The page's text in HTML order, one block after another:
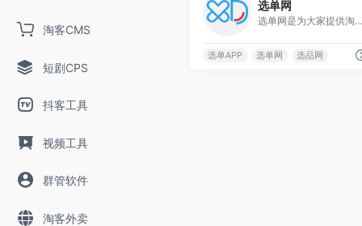
淘客CMS
短剧CPS
抖客工具
视频工具
群管软件
淘客外卖
选单网
选单网是为大家提供淘宝客推广的平台大数据网站,拥有天猫、淘宝、阿里妈妈所有商品的优惠内部券信息以及高佣金网站，更有上万淘客同时帮助商家店铺打造爆款
选单APP 选单网 选品网